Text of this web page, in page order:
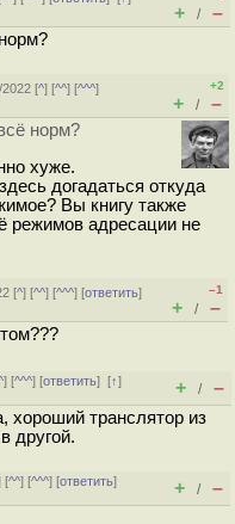
+ / –
[^] [^^] [^^^]
+2
+ / –
норм?
хуже.
догадаться откуда
Вы книгу также
режимов адресации не
[^] [^^] [^^^] [ответить]
–1
+ / –
] [^^^] [ответить][↑]
+ / –
хороший транслятор из
другой.
[^^] [^^^] [ответить]
+ / –